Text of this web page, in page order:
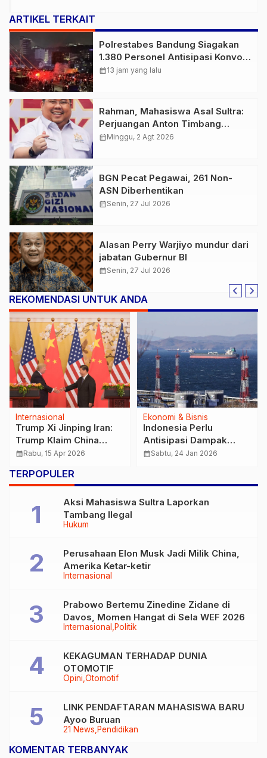
ARTIKEL TERKAIT
Polrestabes Bandung Siagakan
1.380 Personel Antisipasi Konvoi
Bobotoh Usai Final Piala Presiden
calendar_month13 jam yang lalu
Rahman, Mahasiswa Asal Sultra:
Perjuangan Anton Timbang
Membawa Aspal Buton ke
calendar_monthMinggu, 2 Agt 2026
BGN Pecat Pegawai, 261 Non-
ASN Diberhentikan
calendar_monthSenin, 27 Jul 2026
Alasan Perry Warjiyo mundur dari
jabatan Gubernur BI
calendar_monthSenin, 27 Jul 2026
REKOMENDASI UNTUK ANDA
Internasional
Trump Xi Jinping Iran:
Trump Klaim China
Setop Kirim Senjata ke
calendar_monthRabu, 15 Apr 2026
Ekonomi & Bisnis
Indonesia Perlu
Antisipasi Dampak
Jangka Panjang
calendar_monthSabtu, 24 Jan 2026
TERPOPULER
Hukum
Aksi Mahasiswa Sultra Laporkan
Tambang Ilegal
Internasional
Perusahaan Elon Musk Jadi Milik China,
Amerika Ketar-ketir
Internasional Politik
Prabowo Bertemu Zinedine Zidane di
Davos, Momen Hangat di Sela WEF 2026
Opini Otomotif
KEKAGUMAN TERHADAP DUNIA
OTOMOTIF
21 News Pendidikan
LINK PENDAFTARAN MAHASISWA BARU
Ayoo Buruan
KOMENTAR TERBANYAK